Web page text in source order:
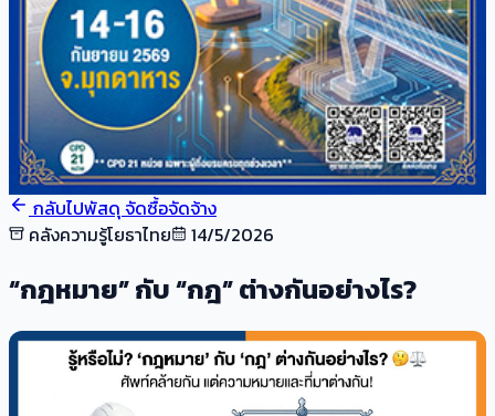
กลับไปพัสดุ จัดซื้อจัดจ้าง
คลังความรู้โยธาไทย
14/5/2026
“กฎหมาย” กับ “กฎ” ต่างกันอย่างไร?